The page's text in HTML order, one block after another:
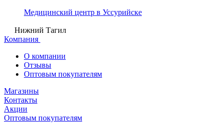
Медицинский центр в Уссурийске
Нижний Тагил
Компания
О компании
Отзывы
Оптовым покупателям
Магазины
Контакты
Акции
Оптовым покупателям